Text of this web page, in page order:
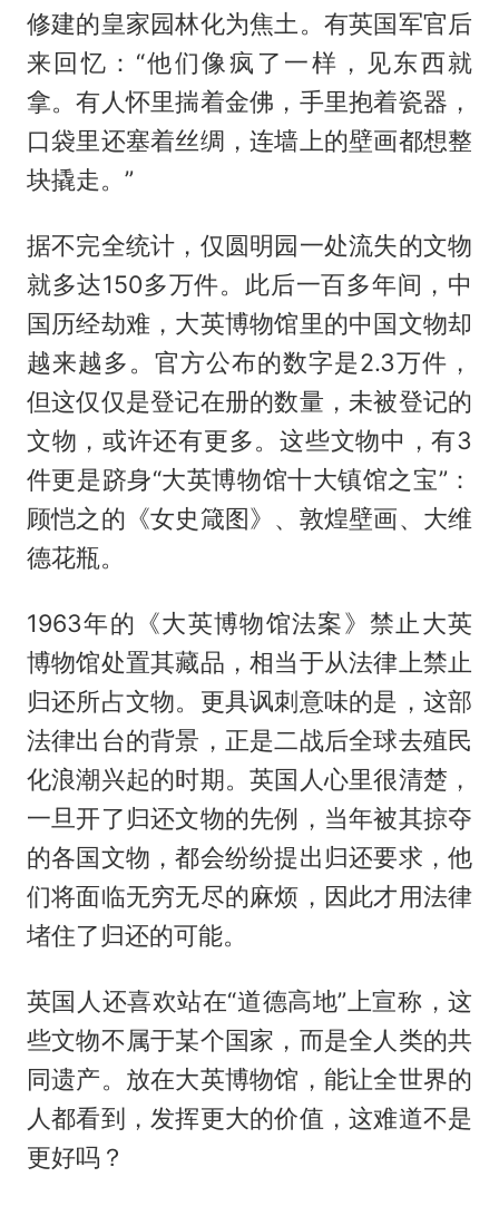
修建的皇家园林化为焦土。有英国军官后
来回忆：“他们像疯了一样，见东西就
拿。有人怀里揣着金佛，手里抱着瓷器，
口袋里还塞着丝绸，连墙上的壁画都想整
块撬走。”
据不完全统计，仅圆明园一处流失的文物
就多达150多万件。此后一百多年间，中
国历经劫难，大英博物馆里的中国文物却
越来越多。官方公布的数字是2.3万件，
但这仅仅是登记在册的数量，未被登记的
文物，或许还有更多。这些文物中，有3
件更是跻身“大英博物馆十大镇馆之宝”：
顾恺之的《女史箴图》、敦煌壁画、大维
德花瓶。
1963年的《大英博物馆法案》禁止大英
博物馆处置其藏品，相当于从法律上禁止
归还所占文物。更具讽刺意味的是，这部
法律出台的背景，正是二战后全球去殖民
化浪潮兴起的时期。英国人心里很清楚，
一旦开了归还文物的先例，当年被其掠夺
的各国文物，都会纷纷提出归还要求，他
们将面临无穷无尽的麻烦，因此才用法律
堵住了归还的可能。
英国人还喜欢站在“道德高地”上宣称，这
些文物不属于某个国家，而是全人类的共
同遗产。放在大英博物馆，能让全世界的
人都看到，发挥更大的价值，这难道不是
更好吗？